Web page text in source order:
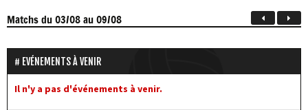
Matchsdu 03/08 au 09/08
EVÉNEMENTS À VENIR
Il n'y a pas d'événements à venir.